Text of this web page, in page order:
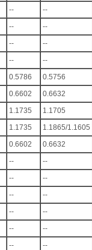
-- --
-- --
-- --
-- --
0.5786 0.5756
0.6602 0.6632
1.1735 1.1705
1.1735 1.1865/1.1605
0.6602 0.6632
-- --
-- --
-- --
-- --
-- --
-- --